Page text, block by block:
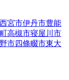
西宮市伊丹市豊能
高槻市寝屋川市
市四條畷市東大